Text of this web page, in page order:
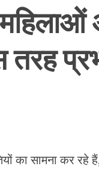
का सामना कर रहे